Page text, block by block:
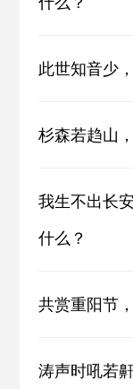
此世知音少
杉森若趋山
我生不出长
什么？
共赏重阳节
涛声时吼若